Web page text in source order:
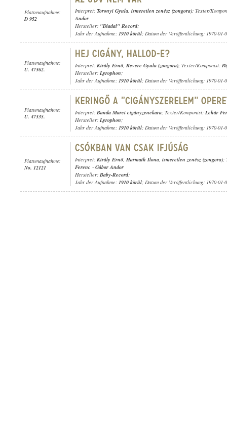
Plattenaufnahme:
D 952
Interpret: Toronyi Gyula, ismeretlen zenész (zongora); Texter/
Andor
Hersteller: "Diadal" Record;
Jahr der Aufnahme: 1910 körül; Datum der Veröffentlichung: 1970-01-
Plattenaufnahme:
U. 47362.
Interpret: Király Ernő, Revere Gyula (zongora); Texter/Komponist:
Hersteller: Lyrophon;
Jahr der Aufnahme: 1910 körül; Datum der Veröffentlichung: 1970-01-
Plattenaufnahme:
U. 47335.
Interpret: Banda Marci cigányzenekara; Texter/Komponist: Lehár
Hersteller: Lyrophon;
Jahr der Aufnahme: 1910 körül; Datum der Veröffentlichung: 1970-01-
Plattenaufnahme:
No. 12121
Interpret: Király Ernő, Harmath Ilona, ismeretlen zenész (zongora);
Ferenc - Gábor Andor
Hersteller: Baby-Record;
Jahr der Aufnahme: 1910 körül; Datum der Veröffentlichung: 1970-01-